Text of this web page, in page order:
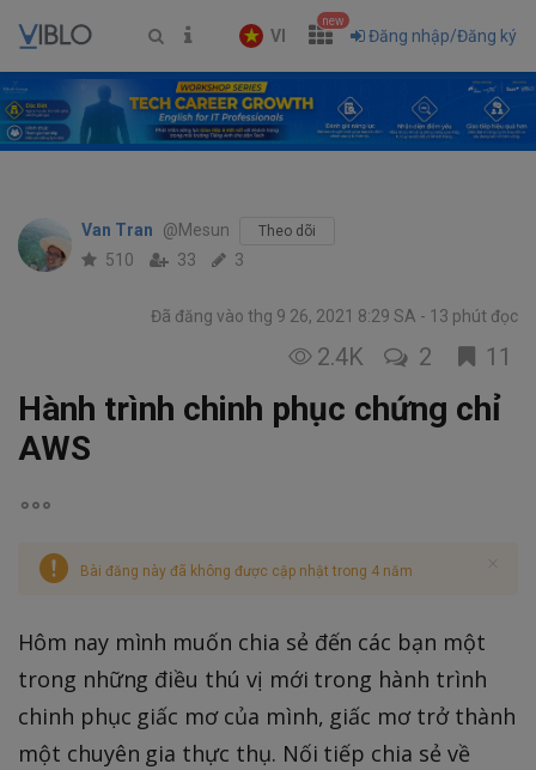
VI
new
Đăng nhập/Đăng ký
Van Tran @Mesun Theo dõi
510 33 3
Đã đăng vào thg 9 26, 2021 8:29 SA 13 phút đọc
2.4K 2 11
Hành trình chinh phục chứng chỉ
AWS
Bài đăng này đã không được cập nhật trong 4 năm
Hôm nay mình muốn chia sẻ đến các bạn một
trong những điều thú vị mới trong hành trình
chinh phục giấc mơ của mình, giấc mơ trở thành
một chuyên gia thực thụ. Nối tiếp chia sẻ về